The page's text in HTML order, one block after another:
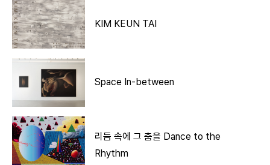
KIM KEUN TAI
Space In-between
리듬 속에 그 춤을 Dance to the
Rhythm